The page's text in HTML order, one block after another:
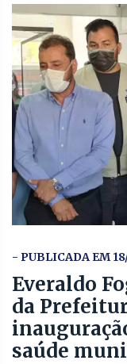
- PUBLICADA EM
Everaldo
da
saúde